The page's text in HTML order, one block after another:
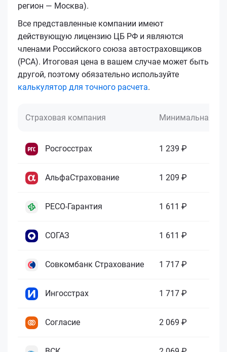
регион — Москва).
Все представленные компании имеют
действующую лицензию ЦБ РФ и являются
членами Российского союза автостраховщиков
(РСА). Итоговая цена в вашем случае может быть
другой, поэтому обязательно используйте
калькулятор для точного расчета.
Страховая компания Минимальная
Росгосстрах 1 239 ₽
АльфаСтрахование 1 209 ₽
РЕСО-Гарантия 1 611 ₽
СОГАЗ 1 611 ₽
Совкомбанк Страхование 1 717 ₽
Ингосстрах 1 717 ₽
Согласие 2 069 ₽